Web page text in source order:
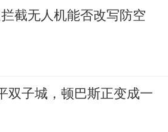
截无人机能否改写防空
双子城，顿巴斯正变成一